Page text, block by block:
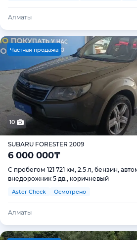
Алматы
Частная продажа
10
SUBARU FORESTER 2009
6 000 000₸
С пробегом 121 721 км, 2.5 л, бензин,
внедорожник 5 дв., коричневый
Aster Check Осмотрено
Алматы